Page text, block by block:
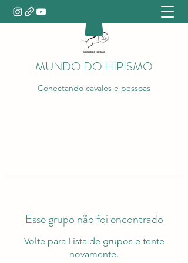
MUNDO DO HIPISMO
Conectando cavalos e pessoas
Esse grupo não foi encontrado
Volte para Lista de grupos e tente
novamente.